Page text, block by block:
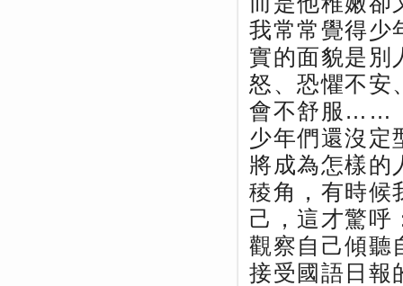
我常常覺得少
實的面貌是別
怒、恐懼不安
會不舒服……
少年們還沒定
將成為怎樣的
稜角，有時候
己，這才驚呼
觀察自己傾聽
接受國語日報